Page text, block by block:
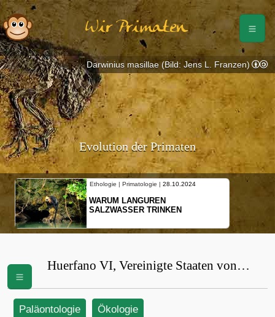
Wir Primaten
Evolution der Primaten
Ethologie | Primatologie | 28.10.2024
WARUM LANGUREN
SALZWASSER TRINKEN
Darwinius masillae (Bild: Jens L. Franzen)
Huerfano VI, Vereinigte Staaten von
Paläontologie Ökologie